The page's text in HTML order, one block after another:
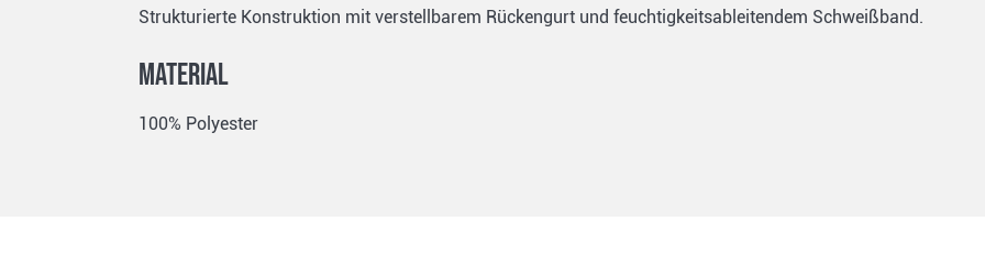
Strukturierte Konstruktion mit verstellbarem Rückengurt und feuchtigkeitsableitendem Schweißband.
Material
100% Polyester